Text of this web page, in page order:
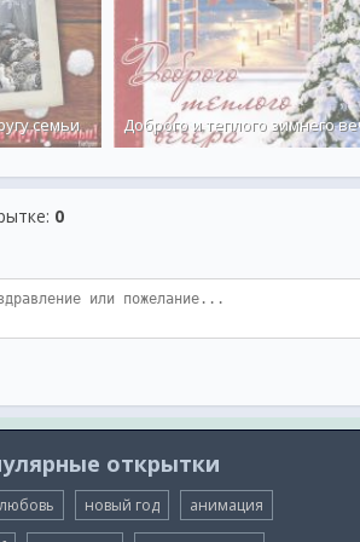
семьи Доброго и теплого зимнего
: 0
открытки
любовь новый год анимация